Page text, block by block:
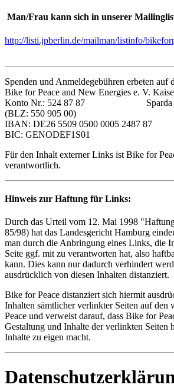
Man/Frau kann sich in unserer
http://listi.jpberlin.de/mailman/listinfo/
Spenden und Anmeldegebühren erbeten auf
Bike for Peace and New Energies e. V.
Konto Nr.: 524 87 87 Sparda
(BLZ: 550 905 00)
IBAN: DE26 5509 0500 0005 2487 87
BIC: GENODEF1S01
Für den Inhalt externer Links ist Bike for
verantwortlich.
Hinweis zur Haftung für Links:
Durch das Urteil vom 12. Mai 1998
85/98) hat das Landesgericht Hamburg
man durch die Anbringung eines Links, die
Seite ggf. mit zu verantworten hat, also
kann. Dies kann nur dadurch verhindert
ausdrücklich von diesen Inhalten distanziert.
Bike for Peace distanziert sich hiermit
Inhalten sämtlicher verlinkter Seiten auf den
Peace und verweist darauf, dass Bike for
Gestaltung und Inhalte der verlinkten Seiten
Inhalte zu eigen macht.